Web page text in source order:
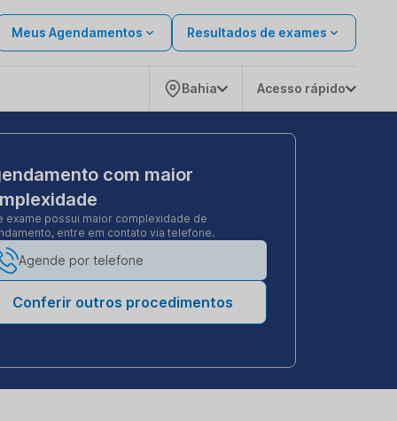
Meus Agendamentos Resultados de exames
Bahia Acesso rápido
com maior
exame possui maior complexidade de
entre em contato via telefone.
Agende por telefone
Conferir outros procedimentos